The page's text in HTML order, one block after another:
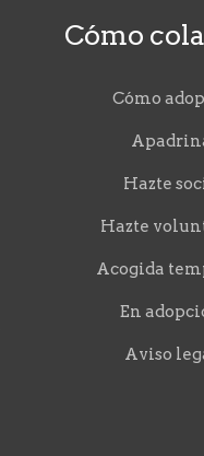
Cómo
Cómo
Hazte
Hazte
Acogida
En
Aviso